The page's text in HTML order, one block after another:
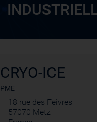
CRYO-ICE
PME
18 rue des Feivres
57070 Metz